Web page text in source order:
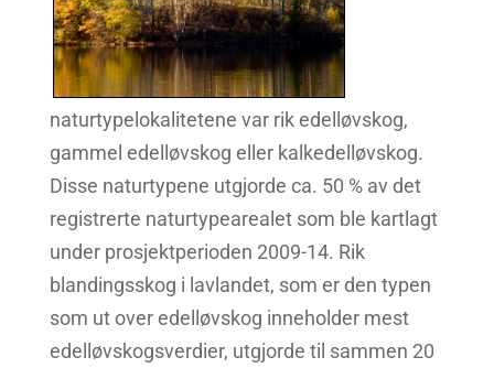
naturtypelokalitetene var rik edelløvskog,
gammel edelløvskog eller kalkedelløvskog.
Disse naturtypene utgjorde ca. 50 % av det
registrerte naturtypearealet som ble kartlagt
under prosjektperioden 2009-14. Rik
blandingsskog i lavlandet, som er den typen
som ut over edelløvskog inneholder mest
edelløvskogsverdier, utgjorde til sammen 20